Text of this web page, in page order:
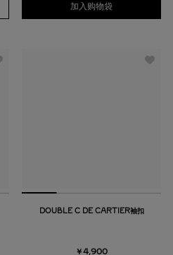
加入购物袋
DOUBLE C DE CARTIER袖扣
￥4,900